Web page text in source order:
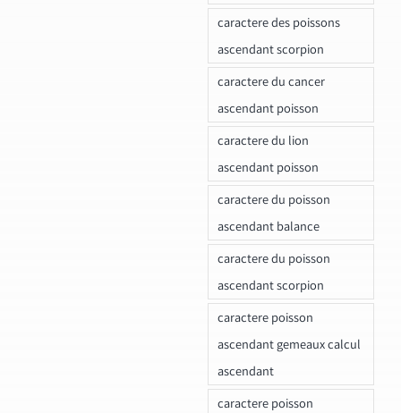
caractere des poissons
ascendant scorpion
caractere du cancer
ascendant poisson
caractere du lion
ascendant poisson
caractere du poisson
ascendant balance
caractere du poisson
ascendant scorpion
caractere poisson
ascendant gemeaux calcul
ascendant
caractere poisson